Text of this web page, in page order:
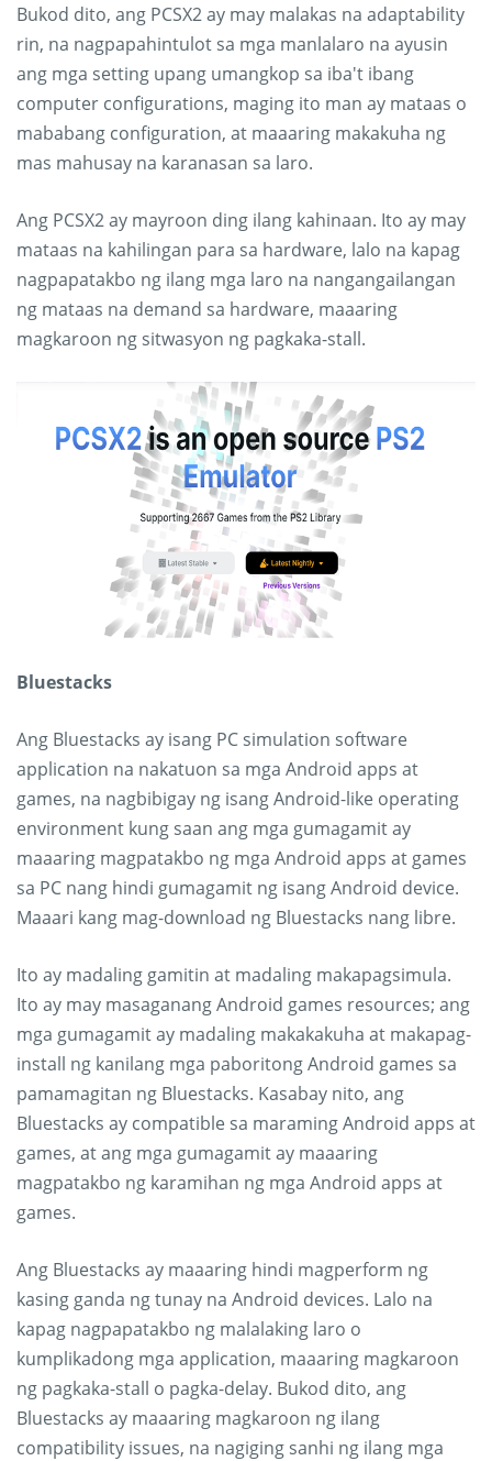
Bukod dito, ang PCSX2 ay may malakas na adaptability
rin, na nagpapahintulot sa mga manlalaro na ayusin
ang mga setting upang umangkop sa iba't ibang
computer configurations, maging ito man ay mataas o
mababang configuration, at maaaring makakuha ng
mas mahusay na karanasan sa laro.
Ang PCSX2 ay mayroon ding ilang kahinaan. Ito ay may
mataas na kahilingan para sa hardware, lalo na kapag
nagpapatakbo ng ilang mga laro na nangangailangan
ng mataas na demand sa hardware, maaaring
magkaroon ng sitwasyon ng pagkaka-stall.
Bluestacks
Ang Bluestacks ay isang PC simulation software
application na nakatuon sa mga Android apps at
games, na nagbibigay ng isang Android-like operating
environment kung saan ang mga gumagamit ay
maaaring magpatakbo ng mga Android apps at games
sa PC nang hindi gumagamit ng isang Android device.
Maaari kang mag-download ng Bluestacks nang libre.
Ito ay madaling gamitin at madaling makapagsimula.
Ito ay may masaganang Android games resources; ang
mga gumagamit ay madaling makakakuha at makapag-
install ng kanilang mga paboritong Android games sa
pamamagitan ng Bluestacks. Kasabay nito, ang
Bluestacks ay compatible sa maraming Android apps at
games, at ang mga gumagamit ay maaaring
magpatakbo ng karamihan ng mga Android apps at
games.
Ang Bluestacks ay maaaring hindi magperform ng
kasing ganda ng tunay na Android devices. Lalo na
kapag nagpapatakbo ng malalaking laro o
kumplikadong mga application, maaaring magkaroon
ng pagkaka-stall o pagka-delay. Bukod dito, ang
Bluestacks ay maaaring magkaroon ng ilang
compatibility issues, na nagiging sanhi ng ilang mga